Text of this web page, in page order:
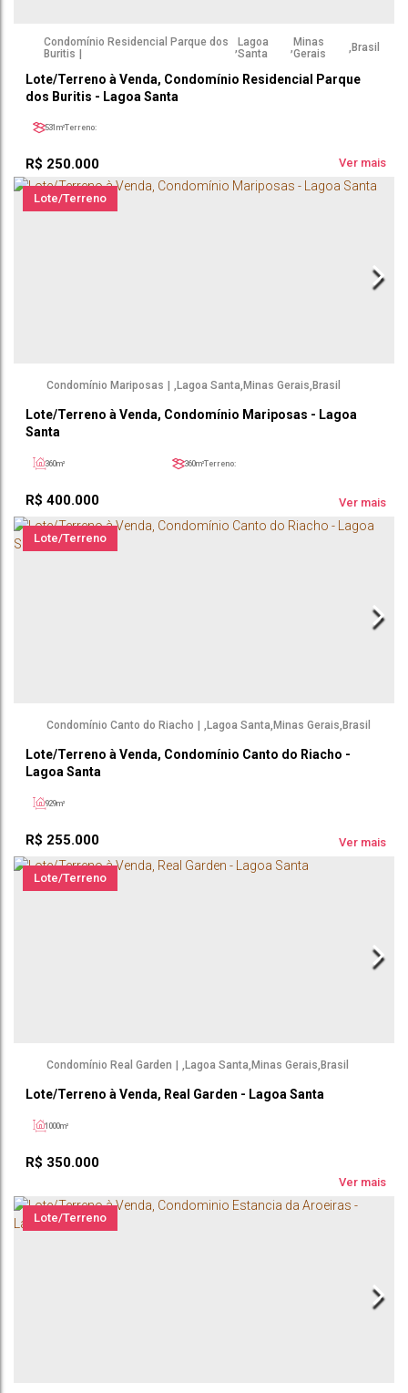
Lote/Terreno à Venda, Condomínio Residencial Parque
dos Buritis - Lagoa Santa
R$ 250.000
Condomínio Residencial Parque dos
Buritis
,Lagoa
Santa
,Minas
Gerais
, Brasil
Terreno:
531m²
Ver mais
Lote/Terreno
Lote/Terreno à Venda, Condomínio Mariposas - Lagoa
Santa
R$ 400.000
Condomínio Mariposas Lagoa Santa Minas Gerais Brasil
360m² Terreno:
360m²
Ver mais
Lote/Terreno
Lote/Terreno à Venda, Condomínio Canto do Riacho -
Lagoa Santa
R$ 255.000
Condomínio Canto do Riacho Lagoa Santa Minas Gerais Brasil
929m²
Ver mais
Lote/Terreno
Lote/Terreno à Venda, Real Garden - Lagoa Santa
R$ 350.000
Condomínio Real Garden Lagoa Santa Minas Gerais Brasil
1000m²
Ver mais
Lote/Terreno